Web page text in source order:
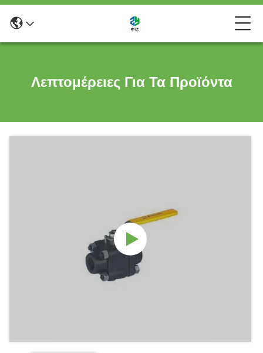
Λεπτομέρειες Για Τα Προϊόντα